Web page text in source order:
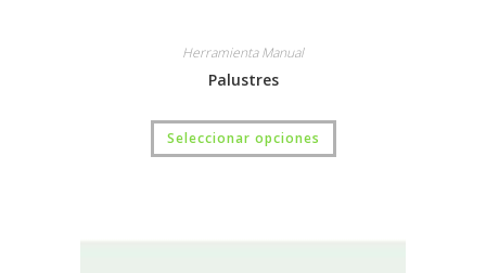
Herramienta Manual
Palustres
Seleccionar opciones